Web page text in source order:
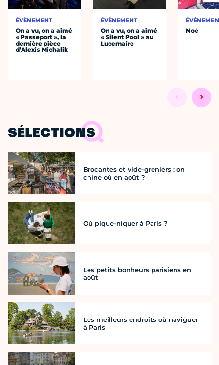
ÉVÈNEMENT
On a vu, on a aimé
« Passeport », la
dernière pièce
d’Alexis Michalik
ÉVÈNEMENT
On a vu, on a aimé
« Silent Pool » au
Lucernaire
Noé
SÉLECTIONS
Brocantes et vide-greniers : on
chine où en août ?
Où pique-niquer à Paris ?
Les petits bonheurs parisiens en
août
Les meilleurs endroits où naviguer
à Paris